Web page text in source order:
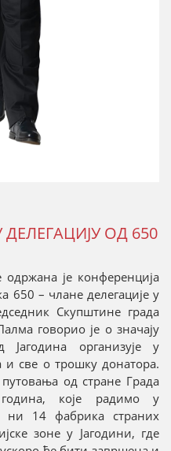
ОД 650
је конференција
650 – члане делегације у
Скупштине града
говорио је о значају
Јагодина организује у
и све о трошку донатора.
од стране Града
које радимо у
ни 14 фабрика страних
зоне у Јагодини, где